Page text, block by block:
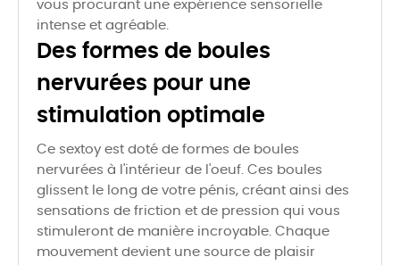
vous procurant une expérience sensorielle
intense et agréable.
Des formes de boules
nervurées pour une
stimulation optimale
Ce sextoy est doté de formes de boules
nervurées à l'intérieur de l'oeuf. Ces boules
glissent le long de votre pénis, créant ainsi des
sensations de friction et de pression qui vous
stimuleront de manière incroyable. Chaque
mouvement devient une source de plaisir